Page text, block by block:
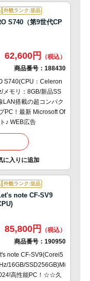
外観ランク:並品
S740（第9世代CP
62,600円
商品番号： 188430
S740(CPU：Celeron
メモリ：8GB/新品SS
LAN搭載の超コンパク
PC！最新 Microsoft Of
♪ WEB広告
外観ランク:並品
note CF-SV9
85,800円
商品番号： 190950
note CF-SV9(Corei5
16GB/SSD256GB)Mi
高性能PC！☆☆久